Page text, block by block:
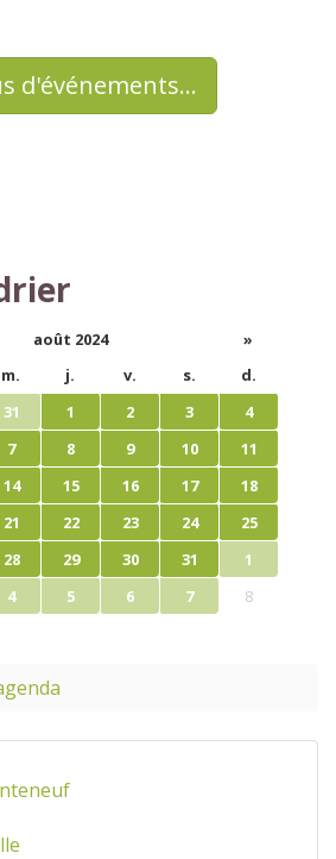
d'événements…
août 2024
»
m. j. v. s.
d.
31 1 2 3
4
7 8 9 10
11
14 15 16 17
18
21 22 23 24
25
28 29 30 31
1
4 5 6 7 8